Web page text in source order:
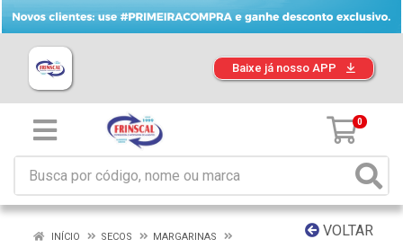
Baixe já nosso APP
0
VOLTAR
INÍCIO SECOS
MARGARINAS